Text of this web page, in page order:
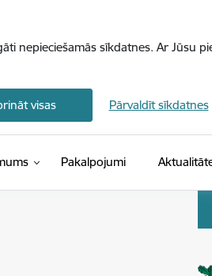
nepieciešamās sīkdatnes. Ar Jūsu
visas Pārvaldīt sīkdatnes
Pakalpojumi